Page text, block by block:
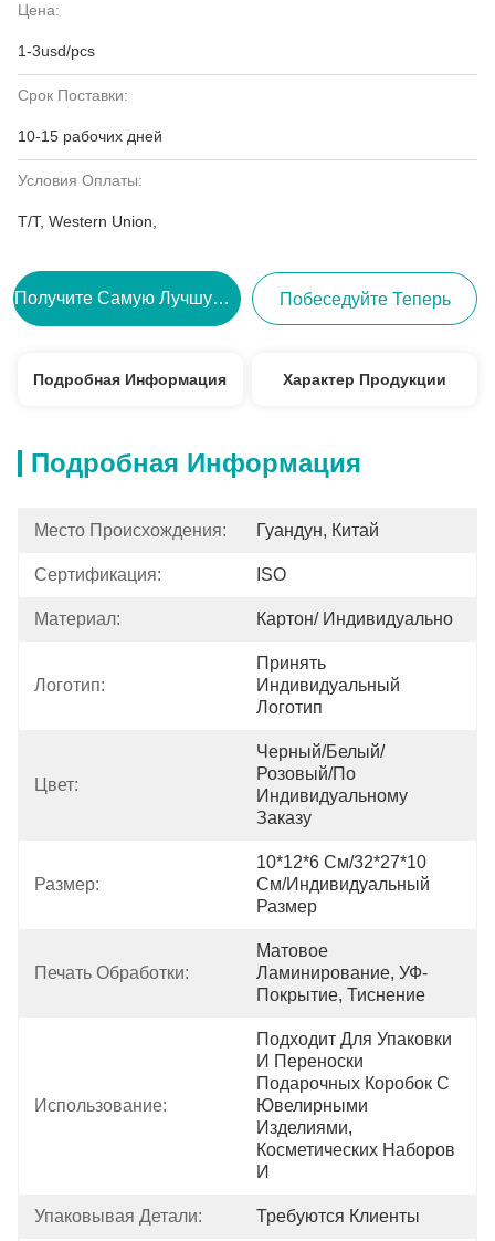
Цена:
1-3usd/pcs
Срок Поставки:
10-15 рабочих дней
Условия Оплаты:
T/T, Western Union,
Получите Самую Лучшую Цену Побеседуйте Теперь
Подробная Информация Характер Продукции
Подробная Информация
Место Происхождения: Гуандун, Китай
Сертификация: ISO
Материал: Картон/ Индивидуально
Логотип:
Принять
Индивидуальный
Логотип
Цвет:
Черный/белый/
Розовый/по
Индивидуальному
Заказу
Размер:
10*12*6 См/32*27*10
См/индивидуальный
Размер
Печать Обработки:
Матовое
Ламинирование, УФ-
Покрытие, Тиснение
Использование:
Подходит Для Упаковки
И Переноски
Подарочных Коробок С
Ювелирными
Изделиями,
Косметических Наборов
И
Упаковывая Детали: Требуются Клиенты